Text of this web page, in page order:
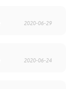
2020-06-29
2020-06-24